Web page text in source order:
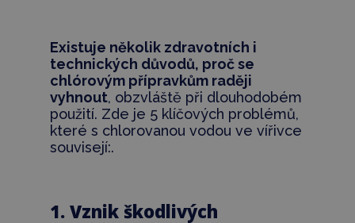
Existuje několik zdravotních i
technických důvodů, proč se
chlórovým přípravkům raději
vyhnout, obzvláště při dlouhodobém
použití. Zde je 5 klíčových problémů,
které s chlorovanou vodou ve vířivce
souvisejí:.
1. Vznik škodlivých